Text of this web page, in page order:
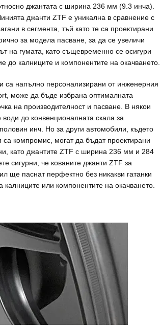
джантата с ширина 236 мм (9.3 инча).
джанти ZTF е уникална в сравнение с
в сегмента, тъй като те са проектирани
за модела пасване, за да се увеличи
на гумата, като същевременно се осигури
до калниците и компонентите на окачването.
са напълно персонализирани от инженерния
може да бъде избрана оптималната
на производителност и пасване. В някои
до конвенционалната скала за
инч. Но за други автомобили, където
са компромис, могат да бъдат проектирани
като джантите ZTF с ширина 236 мм и 284
сигурни, че кованите джанти ZTF за
ще паснат перфектно без никакви гатанки
или компонентите на окачването.